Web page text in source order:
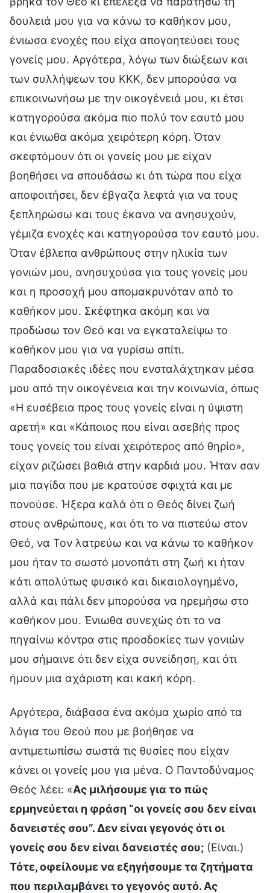
δουλειά μου για να κάνω το καθήκον μου,
ένιωσα ενοχές που είχα απογοητεύσει τους
γονείς μου. Αργότερα, λόγω των διώξεων και
των συλλήψεων του ΚΚΚ, δεν μπορούσα να
επικοινωνήσω με την οικογένειά μου, κι έτσι
κατηγορούσα ακόμα πιο πολύ τον εαυτό μου
και ένιωθα ακόμα χειρότερη κόρη. Όταν
σκεφτόμουν ότι οι γονείς μου με είχαν
βοηθήσει να σπουδάσω κι ότι τώρα που είχα
αποφοιτήσει, δεν έβγαζα λεφτά για να τους
ξεπληρώσω και τους έκανα να ανησυχούν,
γέμιζα ενοχές και κατηγορούσα τον εαυτό μου.
Όταν έβλεπα ανθρώπους στην ηλικία των
γονιών μου, ανησυχούσα για τους γονείς μου
και η προσοχή μου απομακρυνόταν από το
καθήκον μου. Σκέφτηκα ακόμη και να
προδώσω τον Θεό και να εγκαταλείψω το
καθήκον μου για να γυρίσω σπίτι.
Παραδοσιακές ιδέες που ενσταλάχτηκαν μέσα
μου από την οικογένεια και την κοινωνία, όπως
«Η ευσέβεια προς τους γονείς είναι η ύψιστη
αρετή» και «Κάποιος που είναι ασεβής προς
τους γονείς του είναι χειρότερος από θηρίο»,
είχαν ριζώσει βαθιά στην καρδιά μου. Ήταν σαν
μια παγίδα που με κρατούσε σφιχτά και με
πονούσε. Ήξερα καλά ότι ο Θεός δίνει ζωή
στους ανθρώπους, και ότι το να πιστεύω στον
Θεό, να Τον λατρεύω και να κάνω το καθήκον
μου ήταν το σωστό μονοπάτι στη ζωή κι ήταν
κάτι απολύτως φυσικό και δικαιολογημένο,
αλλά και πάλι δεν μπορούσα να ηρεμήσω στο
καθήκον μου. Ένιωθα συνεχώς ότι το να
πηγαίνω κόντρα στις προσδοκίες των γονιών
μου σήμαινε ότι δεν είχα συνείδηση, και ότι
ήμουν μια αχάριστη και κακή κόρη.
Αργότερα, διάβασα ένα ακόμα χωρίο από τα
λόγια του Θεού που με βοήθησε να
αντιμετωπίσω σωστά τις θυσίες που είχαν
κάνει οι γονείς μου για μένα. Ο Παντοδύναμος
Θεός λέει: «Ας μιλήσουμε για το πώς
ερμηνεύεται η φράση “οι γονείς σου δεν είναι
δανειστές σου”. Δεν είναι γεγονός ότι οι
γονείς σου δεν είναι δανειστές σου; (Είναι.)
Τότε, οφείλουμε να εξηγήσουμε τα ζητήματα
που περιλαμβάνει το γεγονός αυτό. Ας